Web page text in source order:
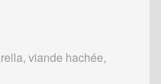
viande hachée,